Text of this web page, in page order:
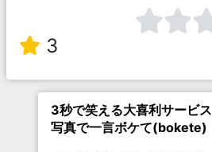
3
3秒で笑える大喜利サービス
写真で一言ボケて(bokete)